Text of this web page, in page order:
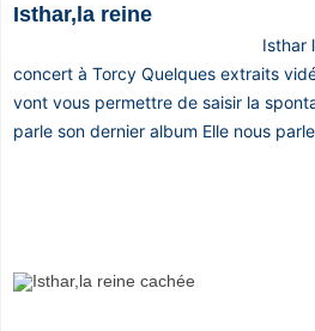
Isthar,la reine
Isthar la reine
concert à Torcy Quelques extraits
vont vous permettre de saisir la
parle son dernier album Elle nous